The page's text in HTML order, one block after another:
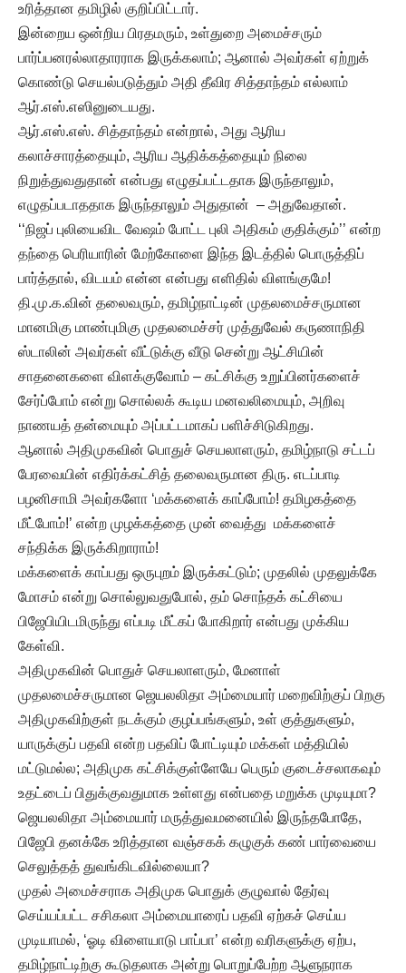
உரித்தான தமிழில் குறிப்பிட்டார்.
இன்றைய ஒன்றிய பிரதமரும், உள்துறை அமைச்சரும்
பார்ப்பனரல்லாதாரராக இருக்கலாம்; ஆனால் அவர்கள் ஏற்றுக்
கொண்டு செயல்படுத்தும் அதி தீவிர சித்தாந்தம் எல்லாம்
ஆர்.எஸ்.எஸினுடையது.
ஆர்.எஸ்.எஸ். சித்தாந்தம் என்றால், அது ஆரிய
கலாச்சாரத்தையும், ஆரிய ஆதிக்கத்தையும் நிலை
நிறுத்துவதுதான் என்பது எழுதப்பட்டதாக இருந்தாலும்,
எழுதப்படாததாக இருந்தாலும் அதுதான் – அதுவேதான்.
‘‘நிஜப் புலியைவிட வேஷம் போட்ட புலி அதிகம் குதிக்கும்’’ என்ற
தந்தை பெரியாரின் மேற்கோளை இந்த இடத்தில் பொருத்திப்
பார்த்தால், விடயம் என்ன என்பது எளிதில் விளங்குமே!
தி.மு.க.வின் தலைவரும், தமிழ்நாட்டின் முதலமைச்சருமான
மானமிகு மாண்புமிகு முதலமைச்சர் முத்துவேல் கருணாநிதி
ஸ்டாலின் அவர்கள் வீட்டுக்கு வீடு சென்று ஆட்சியின்
சாதனைகளை விளக்குவோம் – கட்சிக்கு உறுப்பினர்களைச்
சேர்ப்போம் என்று சொல்லக் கூடிய மனவலிமையும், அறிவு
நாணயத் தன்மையும் அப்பட்டமாகப் பளிச்சிடுகிறது.
ஆனால் அதிமுகவின் பொதுச் செயலாளரும், தமிழ்நாடு சட்டப்
பேரவையின் எதிர்க்கட்சித் தலைவருமான திரு. எடப்பாடி
பழனிசாமி அவர்களோ ‘மக்களைக் காப்போம்! தமிழகத்தை
மீட்போம்!’ என்ற முழக்கத்தை முன் வைத்து மக்களைச்
சந்திக்க இருக்கிறாராம்!
மக்களைக் காப்பது ஒருபுறம் இருக்கட்டும்; முதலில் முதலுக்கே
மோசம் என்று சொல்லுவதுபோல், தம் சொந்தக் கட்சியை
பிஜேபியிடமிருந்து எப்படி மீட்கப் போகிறார் என்பது முக்கிய
கேள்வி.
அதிமுகவின் பொதுச் செயலாளரும், மேனாள்
முதலமைச்சருமான ஜெயலலிதா அம்மையார் மறைவிற்குப் பிறகு
அதிமுகவிற்குள் நடக்கும் குழப்பங்களும், உள் குத்துகளும்,
யாருக்குப் பதவி என்ற பதவிப் போட்டியும் மக்கள் மத்தியில்
மட்டுமல்ல; அதிமுக கட்சிக்குள்ளேயே பெரும் குடைச்சலாகவும்
உதட்டைப் பிதுக்குவதுமாக உள்ளது என்பதை மறுக்க முடியுமா?
ஜெயலலிதா அம்மையார் மருத்துவமனையில் இருந்தபோதே,
பிஜேபி தனக்கே உரித்தான வஞ்சகக் கழுகுக் கண் பார்வையை
செலுத்தத் துவங்கிடவில்லையா?
முதல் அமைச்சராக அதிமுக பொதுக் குழுவால் தேர்வு
செய்யப்பட்ட சசிகலா அம்மையாரைப் பதவி ஏற்கச் செய்ய
முடியாமல், ‘ஓடி விளையாடு பாப்பா’ என்ற வரிகளுக்கு ஏற்ப,
தமிழ்நாட்டிற்கு கூடுதலாக அன்று பொறுப்பேற்ற ஆளுநராக